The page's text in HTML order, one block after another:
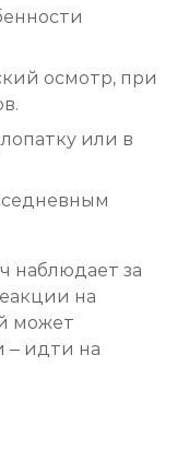
осмотр, при
или в
наблюдает за
на
может
– идти на